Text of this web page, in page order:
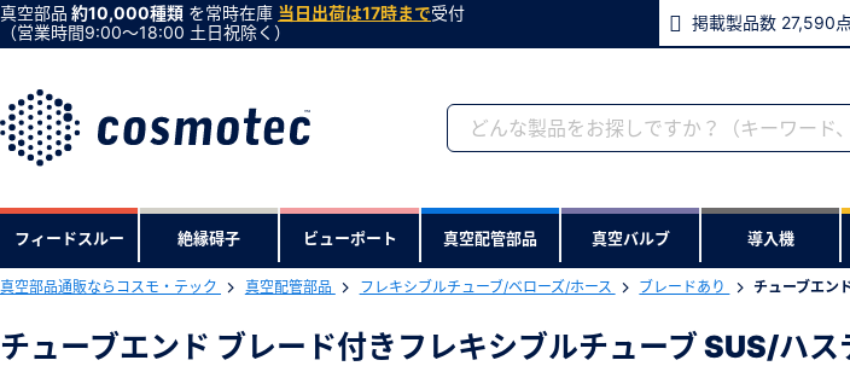
真空部品 約10,000種類 を常時在庫 当日出荷は17時まで受付
（営業時間9:00〜18:00 土日祝除く）
掲載製品数 27,590点
フィードスルー 絶縁碍子 ビューポート 真空配管部品 真空バルブ 導入機
真空部品通販ならコスモ・テック 真空配管部品 フレキシブルチューブ/ベローズ/ホース ブレードあり チューブエン
チューブエンド ブレード付きフレキシブルチューブ SUS/ハ
会員登録がお済みでない方
会員登録をすれば、便利な機能がご利用いただけます。